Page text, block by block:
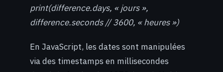
print(difference.days, « jours »,
difference.seconds // 3600, « heures »)
En JavaScript, les dates sont manipulées
via des timestamps en millisecondes